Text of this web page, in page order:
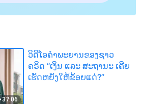
37:06
ວິດີໂອຄຳພະຍານຂອງຊາວ
ຄຣິດ “ເງິນ ແລະ ສະຖານະ ເຄີຍ
ເຮັດຫຍັງໃຫ້ຂ້ອຍແດ່?”